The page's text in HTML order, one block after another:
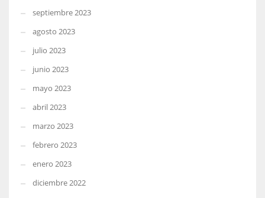
septiembre 2023
agosto 2023
julio 2023
junio 2023
mayo 2023
abril 2023
marzo 2023
febrero 2023
enero 2023
diciembre 2022